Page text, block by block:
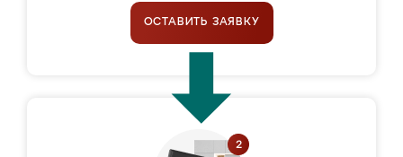
ОСТАВИТЬ ЗАЯВКУ